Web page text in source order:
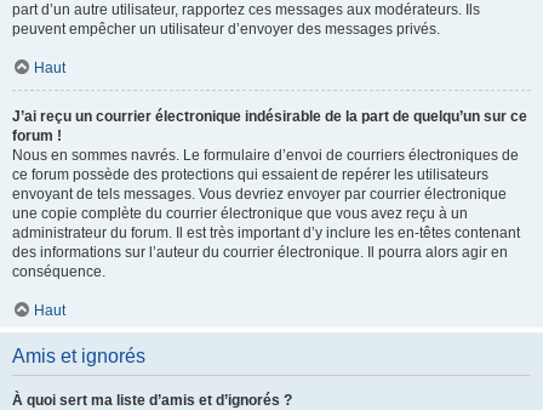
part d’un autre utilisateur, rapportez ces messages aux modérateurs. Ils
peuvent empêcher un utilisateur d’envoyer des messages privés.
Haut
J’ai reçu un courrier électronique indésirable de la part de quelqu’un sur ce
forum !
Nous en sommes navrés. Le formulaire d’envoi de courriers électroniques de
ce forum possède des protections qui essaient de repérer les utilisateurs
envoyant de tels messages. Vous devriez envoyer par courrier électronique
une copie complète du courrier électronique que vous avez reçu à un
administrateur du forum. Il est très important d’y inclure les en-têtes contenant
des informations sur l’auteur du courrier électronique. Il pourra alors agir en
conséquence.
Haut
Amis et ignorés
À quoi sert ma liste d’amis et d’ignorés ?